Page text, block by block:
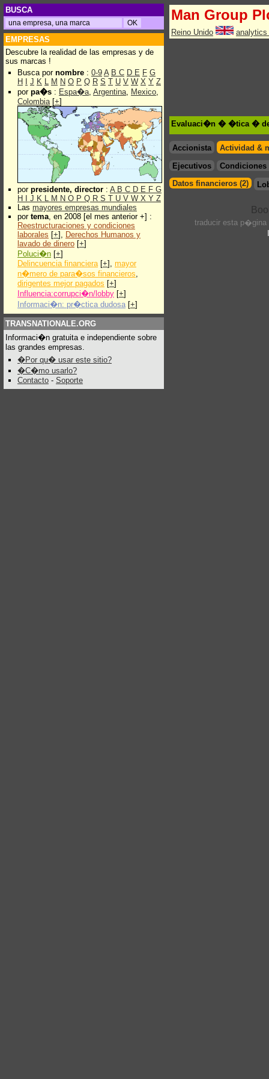
BUSCA
EMPRESAS
Descubre la realidad de las empresas y de
sus marcas !
Busca por nombre : 0-9 A B C D E F G
H
J K L M N O P Q R S T U V W X Y Z
por pa�s : Espa�a, Argentina, Mexico,
Colombia[+]
por presidente, director : A B C D E F G
H
J K L M N O P Q R S T U V W X Y Z
Las mayores empresas mundiales
por tema, en 2008 [el mes anterior +] :
Reestructuraciones y condiciones
laborales [+], Derechos Humanos y
lavado de dinero [+]
Poluci�n [+]
Delincuencia financiera[+], mayor
n�mero de para�sos financieros,
dirigentes mejor pagados [+]
Influencia:corrupci�n/lobby [+]
Informaci�n: pr�ctica dudosa [+]
TRANSNATIONALE.ORG
Informaci�n gratuita e independiente sobre
las grandes empresas.
�Por qu� usar este sitio?
�C�mo usarlo?
Contacto - Soporte
Man Group
Reino Unido analytics
Evaluaci�n � �tica �
Accionista
Actividad &
Ejecutivos
Condiciones
Datos financieros (2)
traducir esta